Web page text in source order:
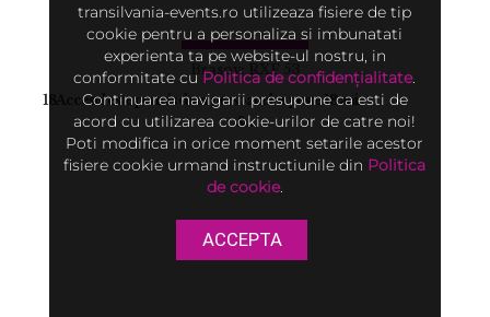
Brasov: RXF 53
18Accesul este permis doar persoanelor peste 18 ani.
&...
transilvania-events.ro utilizeaza fisiere de tip
cookie pentru a personaliza si imbunatati
experienta ta pe website-ul nostru, in
conformitate cu Politica de confidențialitate.
Continuarea navigarii presupune ca esti de
acord cu utilizarea cookie-urilor de catre noi!
Poti modifica in orice moment setarile acestor
fisiere cookie urmand instructiunile din Politica
de cookie.
ACCEPTA